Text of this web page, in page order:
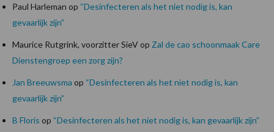
Paul Harleman op “Desinfecteren als het niet nodig is, kan
gevaarlijk zijn”
Maurice Rutgrink, voorzitter SieVop Zal de cao schoonmaak Care
Dienstengroep een zorg zijn?
Jan Breeuwsma op “Desinfecteren als het niet nodig is, kan
gevaarlijk zijn”
B Floris op “Desinfecteren als het niet nodig is, kan gevaarlijk zijn”